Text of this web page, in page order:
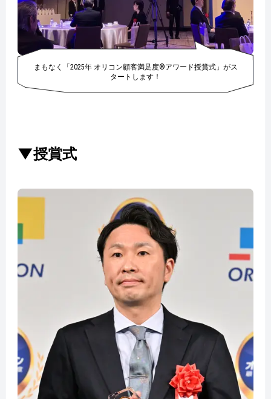
まもなく「2025年 オリコン顧客満足度®アワード授賞式」がス
タートします！
▼授賞式